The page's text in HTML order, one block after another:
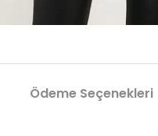
Ödeme Seçenekleri